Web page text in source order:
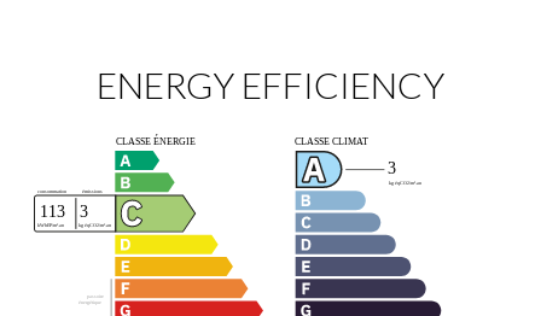
ENERGY EFFICIENCY